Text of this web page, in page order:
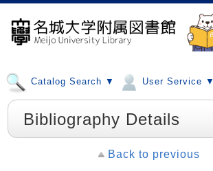
Catalog Search ▼ User Service ▼
Bibliography Details
Back to previous